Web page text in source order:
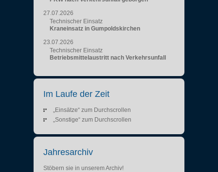
27.07.2026
Technischer Einsatz
Kraneinsatz in Gumpoldskirchen
23.07.2026
Technischer Einsatz
Betriebsmittelaustritt nach Verkehrsunfall
Im Laufe der Zeit
„Einsätze“ zum Durchscrollen
„Sonstige“ zum Durchscrollen
Jahresarchiv
Stöbern sie in unserem Archiv!